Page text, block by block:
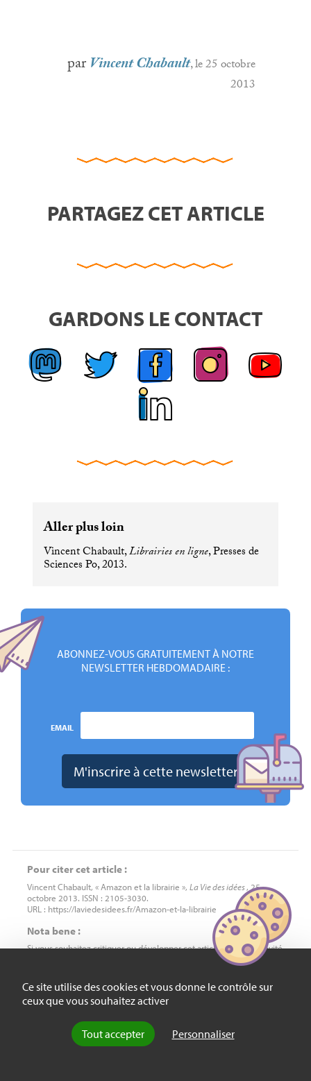
Ce site utilise des cookies et vous donne le contrôle sur
ceux que vous souhaitez activer
Tout accepter Personnaliser
parVincent Chabault, le 25 octobre
2013
PARTAGEZ CET ARTICLE
GARDONS LE CONTACT
Aller plus loin
Vincent Chabault,Librairies en ligne, Presses de
Sciences Po, 2013.
ABONNEZ-VOUS GRATUITEMENT À NOTRE
NEWSLETTER HEBDOMADAIRE :
EMAIL
Pour citer cet article :
Vincent Chabault, « Amazon et la librairie », La Vie des idées, 25
octobre 2013. ISSN : 2105-3030.
URL : https://laviedesidees.fr/Amazon-et-la-librairie
Nota bene :
Si vous souhaitez critiquer ou développer cet article, vous êtes invité
redactionchez
À LIRE AUSSI